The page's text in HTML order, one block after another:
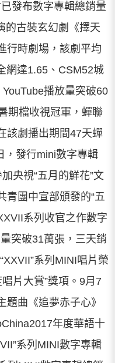
發布數字專輯總銷量
的古裝玄幻劇《擇天
行時劇場，該劇平均
網達1.65、CSM52城
播放量突破60
期檔收視冠軍，蟬聯
該劇播出期間47天蟬
，發行mini數字專輯
央視“五月的鮮花”文
青團中宣部頒發的“五
系列收官之作數字
突破31萬張，三天銷
系列MINI唱片榮
片大賞”獎項。9月7
題曲《追夢赤子心》
年度華語十
系列MINI數字專輯